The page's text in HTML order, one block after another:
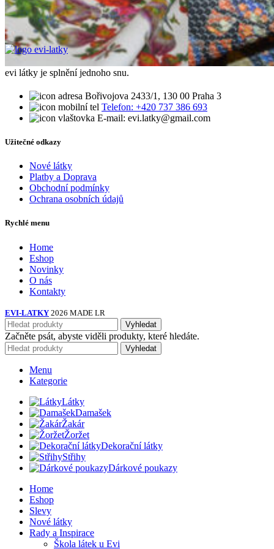
evi látky je splnění jednoho snu.
Bořivojova 2433/1, 130 00 Praha 3
Telefon: +420 737 386 693
E-mail: evi.latky@gmail.com
Užitečné odkazy
Nové látky
Platby a Doprava
Obchodní podmínky
Ochrana osobních údajů
Rychlé menu
Home
Eshop
Novinky
O nás
Kontakty
EVI-LATKY 2026 MADE LR
Vyhledat
Začněte psát, abyste viděli produkty, které hledáte.
Vyhledat
Menu
Kategorie
Látky
Damašek
Žakár
Žoržet
Dekorační látky
Střihy
Dárkové poukazy
Home
Eshop
Slevy
Nové látky
Rady a Inspirace
Škola látek u Evi